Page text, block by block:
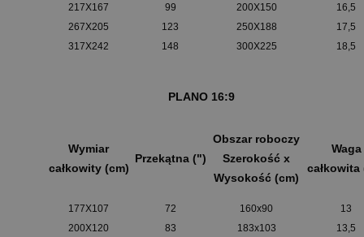
217X167
99 200X150
16,5
267X205
123 250X188
17,5
317X242
148 300X225 18,5
PLANO 16:9
Wymiar
całkowity (cm)
Przekątna (")
Obszar roboczy
Szerokość x
Wysokość (cm)
Waga
całkowita
177X107 72 160x90
13
200X120
83 183x103
13,5